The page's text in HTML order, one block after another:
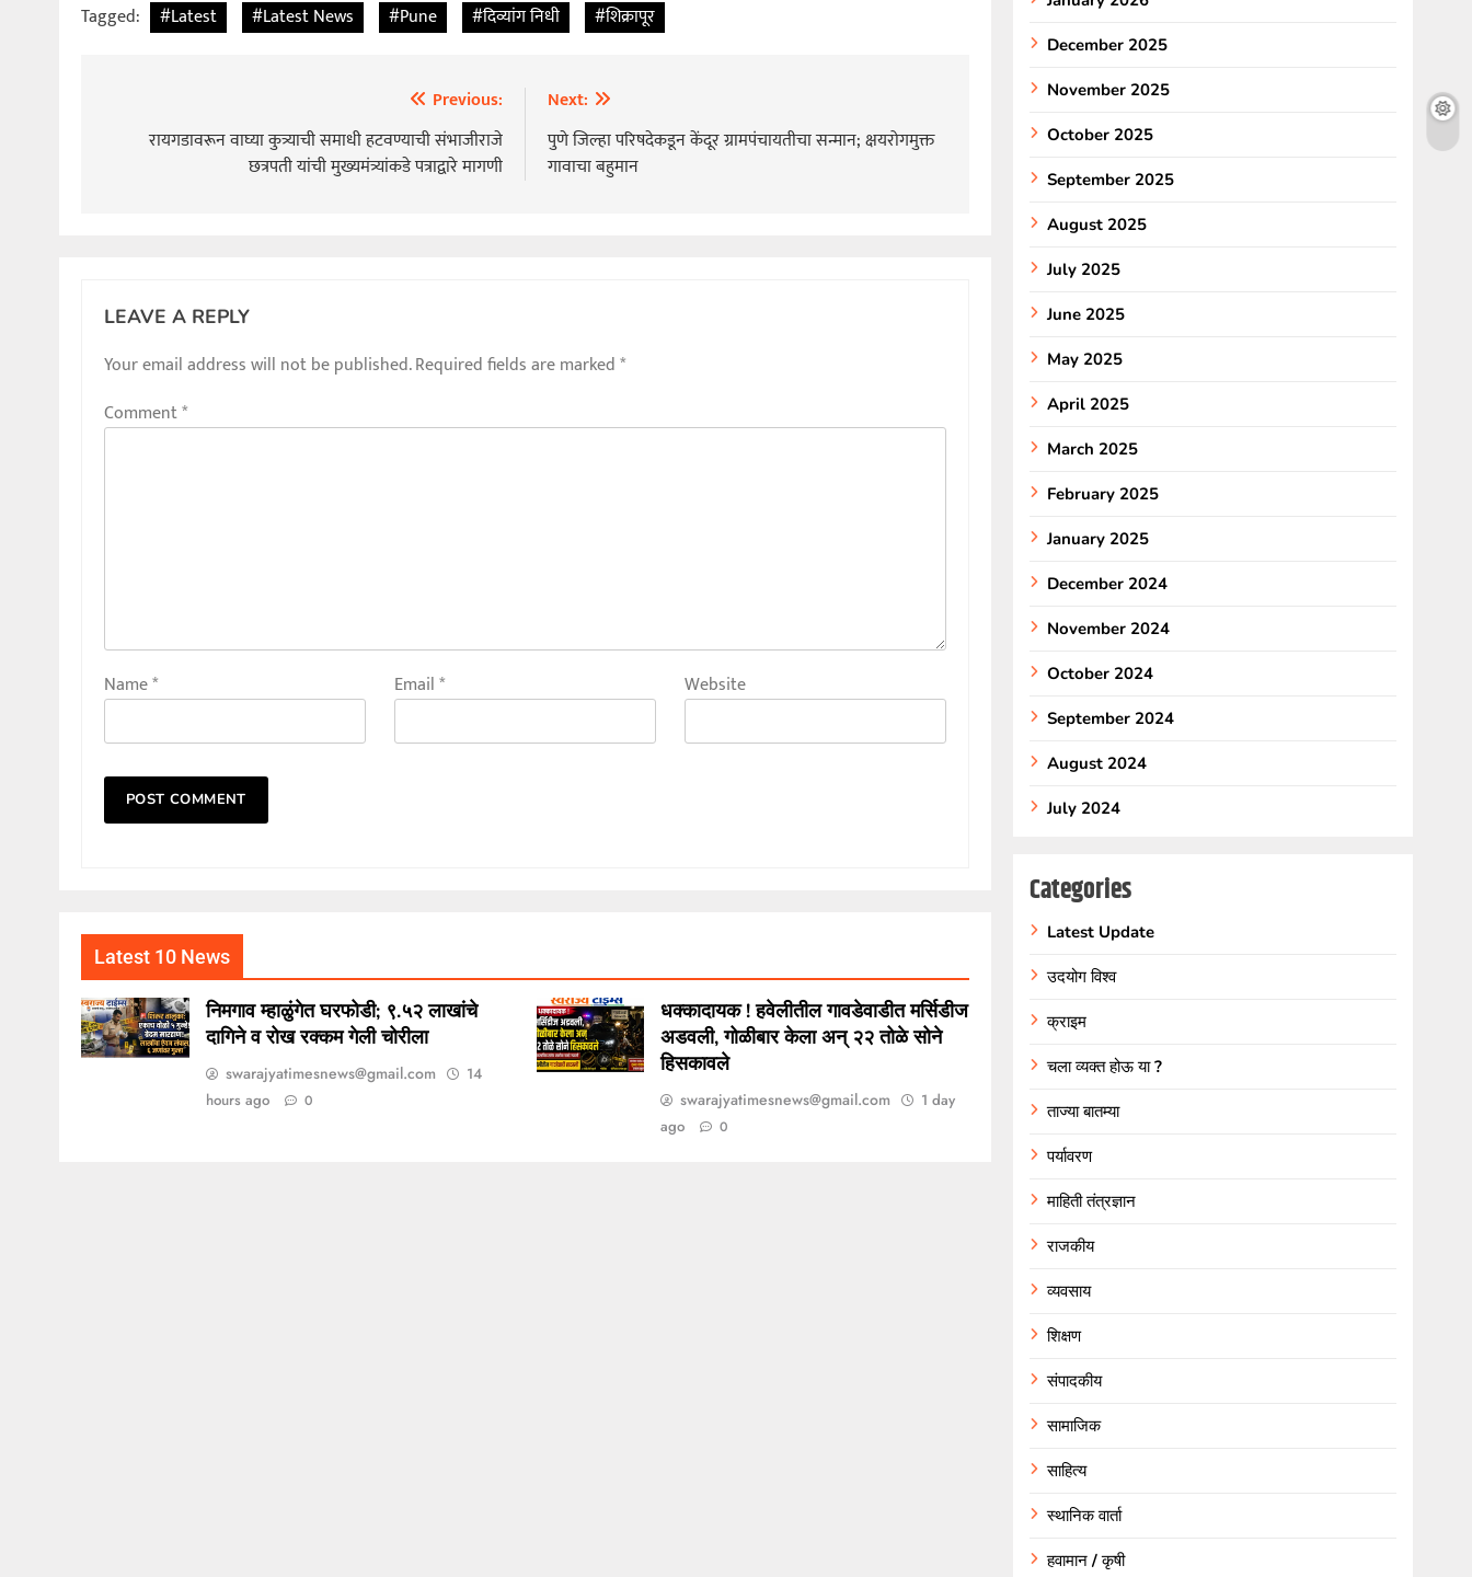
Tagged: #Latest #Latest News #Pune #दिव्यांग निधी #शिक्रापूर
navigation
Previous:
रायगडावरून वाघ्या कुत्र्याची समाधी हटवण्याची संभाजीराजे
छत्रपती यांची मुख्यमंत्र्यांकडे पत्राद्वारे मागणी
Next:
पुणे जिल्हा परिषदेकडून केंदूर ग्रामपंचायतीचा सन्मान; क्षयरोगमुक्त
गावाचा बहुमान
LEAVE A REPLY
Your email address will not be published.Required fields are marked*
Comment*
Name* Email* Website
Latest 10 News
निमगाव म्हाळुंगेत घरफोडी; ९.५२ लाखांचे
दागिने व रोख रक्कम गेली चोरीला
swarajyatimesnews@gmail.com
14
hours ago
0
धक्कादायक ! हवेलीतील गावडेवाडीत मर्सिडीज
अडवली, गोळीबार केला अन् २२ तोळे सोने
हिसकावले
swarajyatimesnews@gmail.com
1 day
ago
0
December 2025
November 2025
October 2025
September 2025
August 2025
July 2025
June 2025
May 2025
April 2025
March 2025
February 2025
January 2025
December 2024
November 2024
October 2024
September 2024
August 2024
July 2024
Categories
Latest Update
उदयोग विश्व
क्राइम
चला व्यक्त होऊ या ?
ताज्या बातम्या
पर्यावरण
माहिती तंत्रज्ञान
राजकीय
व्यवसाय
शिक्षण
संपादकीय
सामाजिक
साहित्य
स्थानिक वार्ता
हवामान / कृषी